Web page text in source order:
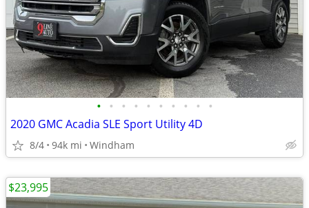
• • • • • • • • • •
2020 GMC Acadia SLE Sport Utility 4D
8/4 94k mi Windham
$23,995